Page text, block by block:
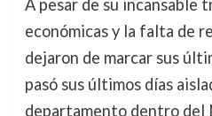
A pesar de su incansable
económicas y la falta de
dejaron de marcar sus
pasó sus últimos días
departamento dentro del